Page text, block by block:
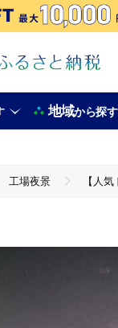
地域から探す
工場夜景
【人